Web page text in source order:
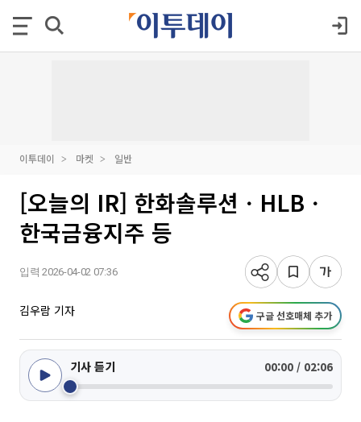
이투데이 마켓 일반
[오늘의 IR] 한화솔루션ㆍHLBㆍ
한국금융지주 등
입력 2026-04-02 07:36
김우람 기자 구글 선호매체 추가
기사 듣기 00:00 / 02:06